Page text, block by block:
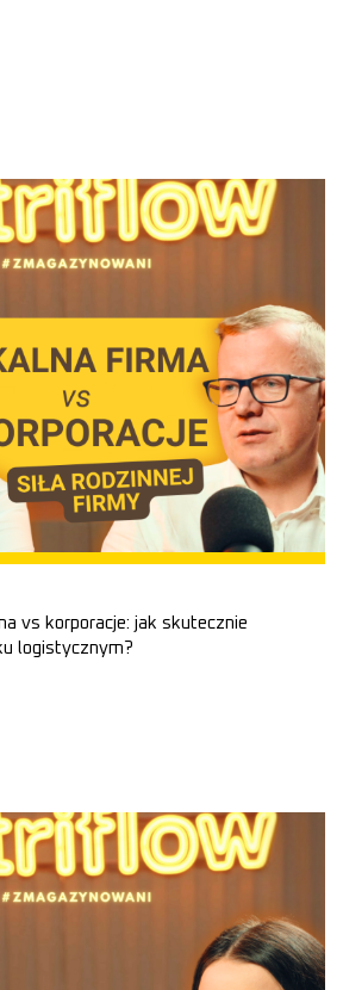
budowy. Zda
vs korporacje: jak skutecznie
logistycznym?